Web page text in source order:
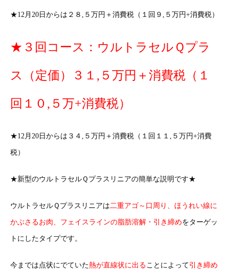
★12月20日からは２８,５万円＋消費税（１回９,５万円+消費税）
★３回コース：ウルトラセルＱプラ
ス（定価）３１,５万円＋消費税（１
回１０,５万+消費税）
★12月20日からは３４,５万円＋消費税（１回１１,５万円+消費
税）
★新型のウルトラセルＱプラスリニアの簡単な説明です★
ウルトラセルＱプラスリニアは二重アゴ～口周り、ほうれい線に
かぶさるお肉、フェイスラインの脂肪溶解・引き締めをターゲッ
トにしたタイプです。
今までは点状にでていた熱が直線状に出ることによって引き締め